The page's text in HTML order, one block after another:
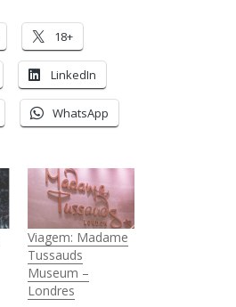
18+
LinkedIn
WhatsApp
Viagem: Madame
Tussauds
Museum –
Londres